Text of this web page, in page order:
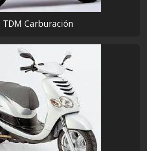
TDM Carburación